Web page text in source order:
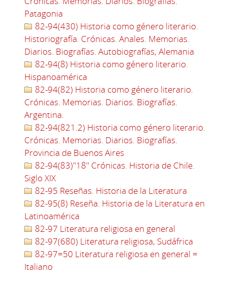
Patagonia
82-94(430) Historia como género literario.
Historiografía. Crónicas. Anales. Memorias.
Diarios. Biografías. Autobiografías, Alemania
82-94(8) Historia como género literario.
Hispanoamérica
82-94(82) Historia como género literario.
Crónicas. Memorias. Diarios. Biografías.
Argentina.
82-94(821.2) Historia como género literario.
Crónicas. Memorias. Diarios. Biografías.
Provincia de Buenos Aires
82-94(83)"18" Crónicas. Historia de Chile.
Siglo XIX
82-95 Reseñas. Historia de la Literatura
82-95(8) Reseña. Historia de la Literatura en
Latinoamérica
82-97 Literatura religiosa en general
82-97(680) Literatura religiosa, Sudáfrica
82-97=50 Literatura religiosa en general =
Italiano